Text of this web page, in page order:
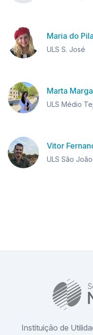
Maria do
ULS S. José
Marta
ULS Médio
Vitor
ULS São João
Instituição de